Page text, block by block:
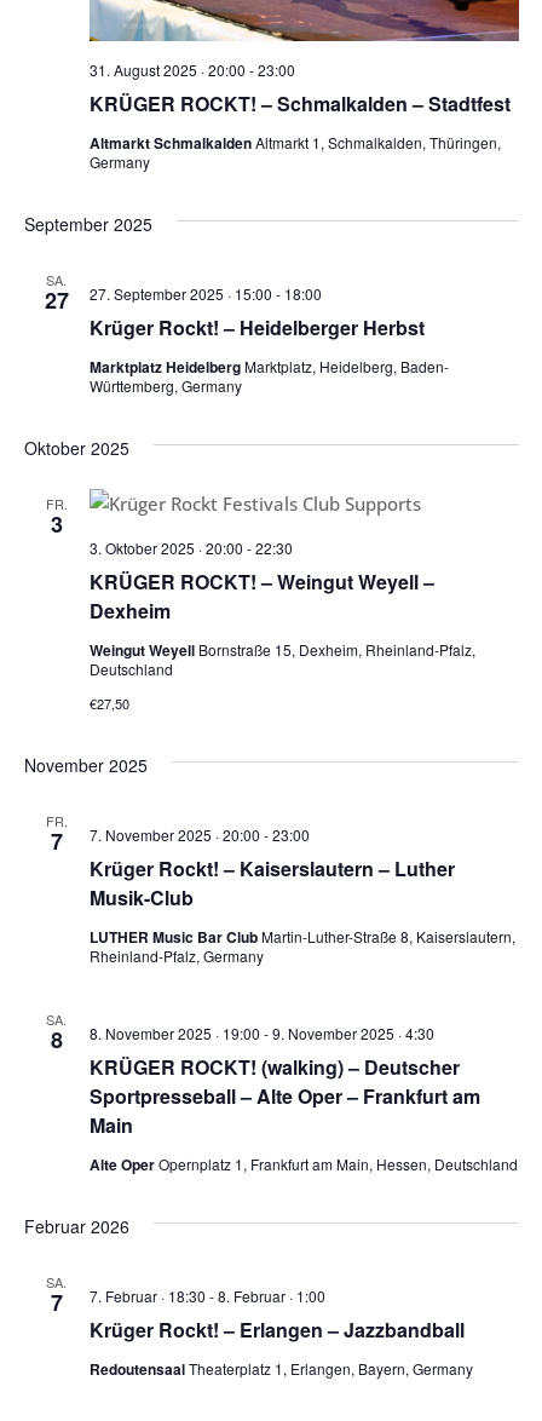
KRÜGER ROCKT! – Schmalkalden – Stadtfest
31. August 2025 · 20:00 -23:00
Altmarkt SchmalkaldenAltmarkt 1, Schmalkalden, Thüringen,
Germany
September 2025
SA.
27
Krüger Rockt! – Heidelberger Herbst
27. September 2025 · 15:00 - 18:00
Marktplatz HeidelbergMarktplatz, Heidelberg, Baden-
Württemberg, Germany
Oktober 2025
FR.
3
KRÜGER ROCKT! – Weingut Weyell –
Dexheim
3. Oktober 2025 · 20:00 -22:30
Weingut Weyell Bornstraße 15, Dexheim, Rheinland-Pfalz,
Deutschland
€27,50
November 2025
FR.
7
Krüger Rockt! – Kaiserslautern – Luther
Musik-Club
7. November 2025 · 20:00 -23:00
LUTHER Music Bar ClubMartin-Luther-Straße 8, Kaiserslautern,
Rheinland-Pfalz, Germany
SA.
8
KRÜGER ROCKT! (walking) – Deutscher
Sportpresseball – Alte Oper – Frankfurt am
Main
8. November 2025 · 19:00 -9. November 2025 · 4:30
Alte OperOpernplatz 1, Frankfurt am Main, Hessen, Deutschland
Februar 2026
SA.
7
Krüger Rockt! – Erlangen – Jazzbandball
7. Februar · 18:30 -8. Februar · 1:00
RedoutensaalTheaterplatz 1, Erlangen, Bayern, Germany